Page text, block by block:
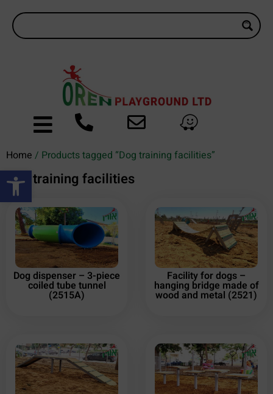
Open toolbar
Home / Products tagged “Dog training facilities”
Dog training facilities
Dog dispenser – 3-piece
coiled tube tunnel
(2515A)
Facility for dogs –
hanging bridge made of
wood and metal (2521)